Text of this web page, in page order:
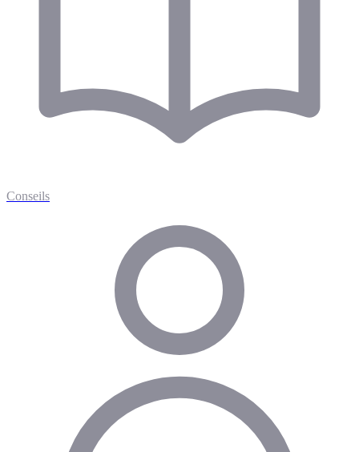
Conseils